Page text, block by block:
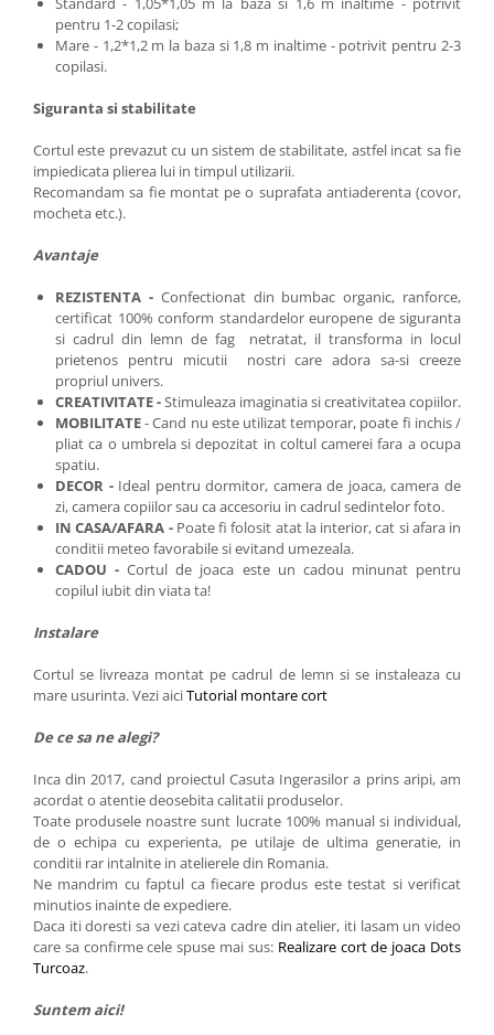
pentru 1-2 copilasi;
Mare - 1,2*1,2 m la baza si 1,8 m inaltime - potrivit pentru 2-3
copilasi.
Siguranta si stabilitate
Cortul este prevazut cu un sistem de stabilitate, astfel incat sa fie
impiedicata plierea lui in timpul utilizarii.
Recomandam sa fie montat pe o suprafata antiaderenta (covor,
mocheta etc.).
Avantaje
REZISTENTA - Confectionat din bumbac organic, ranforce,
certificat 100% conform standardelor europene de siguranta
si cadrul din lemn de fag netratat, il transforma in locul
prietenos pentru micutii nostri care adora sa-si creeze
propriul univers.
CREATIVITATE -Stimuleaza imaginatia si creativitatea copiilor.
MOBILITATE- Cand nu este utilizat temporar, poate fi inchis /
pliat ca o umbrela si depozitat in coltul camerei fara a ocupa
spatiu.
DECOR - Ideal pentru dormitor, camera de joaca, camera de
zi, camera copiilor sau ca accesoriu in cadrul sedintelor foto.
IN CASA/AFARA - Poate fi folosit atat la interior, cat si afara in
conditii meteo favorabile si evitand umezeala.
CADOU -Cortul de joaca este un cadou minunat pentru
copilul iubit din viata ta!
Instalare
Cortul se livreaza montat pe cadrul de lemn si se instaleaza cu
mare usurinta. Vezi aiciTutorial montare cort
De ce sa ne alegi?
Inca din 2017, cand proiectul Casuta Ingerasilor a prins aripi, am
acordat o atentie deosebita calitatii produselor.
Toate produsele noastre sunt lucrate 100% manual si individual,
de o echipa cu experienta, pe utilaje de ultima generatie, in
conditii rar intalnite in atelierele din Romania.
Ne mandrim cu faptul ca fiecare produs este testat si verificat
minutios inainte de expediere.
Daca iti doresti sa vezi cateva cadre din atelier, iti lasam un video
care sa confirme cele spuse mai sus: Realizare cort de joaca Dots
Turcoaz.
Suntem aici!